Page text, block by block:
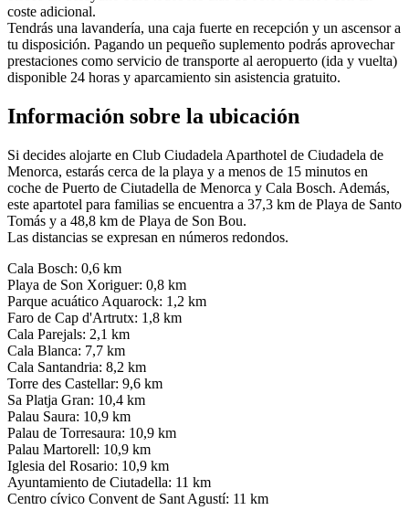
coste adicional.
Tendrás una lavandería, una caja fuerte en recepción y un ascensor a
tu disposición. Pagando un pequeño suplemento podrás aprovechar
prestaciones como servicio de transporte al aeropuerto (ida y vuelta)
disponible 24 horas y aparcamiento sin asistencia gratuito.
Información sobre la ubicación
Si decides alojarte en Club Ciudadela Aparthotel de Ciudadela de
Menorca, estarás cerca de la playa y a menos de 15 minutos en
coche de Puerto de Ciutadella de Menorca y Cala Bosch. Además,
este apartotel para familias se encuentra a 37,3 km de Playa de Santo
Tomás y a 48,8 km de Playa de Son Bou.
Las distancias se expresan en números redondos.
Cala Bosch: 0,6 km
Playa de Son Xoriguer: 0,8 km
Parque acuático Aquarock: 1,2 km
Faro de Cap d'Artrutx: 1,8 km
Cala Parejals: 2,1 km
Cala Blanca: 7,7 km
Cala Santandria: 8,2 km
Torre des Castellar: 9,6 km
Sa Platja Gran: 10,4 km
Palau Saura: 10,9 km
Palau de Torresaura: 10,9 km
Palau Martorell: 10,9 km
Iglesia del Rosario: 10,9 km
Ayuntamiento de Ciutadella: 11 km
Centro cívico Convent de Sant Agustí: 11 km